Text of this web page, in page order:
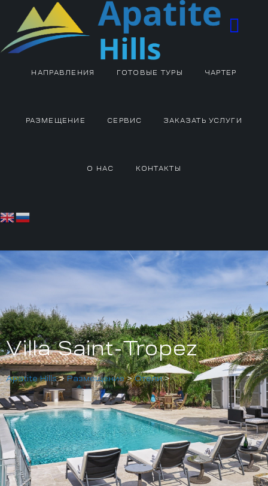
НАПРАВЛЕНИЯ ГОТОВЫЕ ТУРЫ ЧАРТЕР
РАЗМЕЩЕНИЕ СЕРВИС ЗАКАЗАТЬ УСЛУГИ
О НАС КОНТАКТЫ
Villa Saint-Tropez
Apatite Hills> Размещение>Отели>